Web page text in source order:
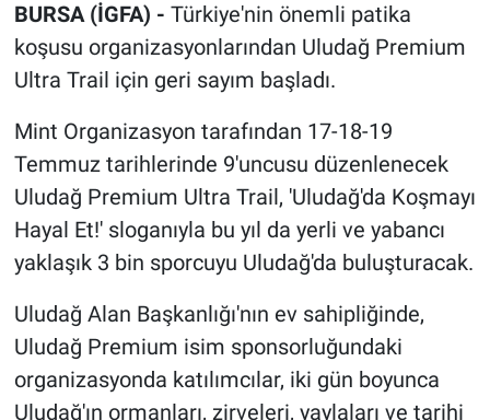
BURSA (İGFA) - Türkiye'nin önemli patika
koşusu organizasyonlarından Uludağ Premium
Ultra Trail için geri sayım başladı.
Mint Organizasyon tarafından 17-18-19
Temmuz tarihlerinde 9'uncusu düzenlenecek
Uludağ Premium Ultra Trail, 'Uludağ'da Koşmayı
Hayal Et!' sloganıyla bu yıl da yerli ve yabancı
yaklaşık 3 bin sporcuyu Uludağ'da buluşturacak.
Uludağ Alan Başkanlığı'nın ev sahipliğinde,
Uludağ Premium isim sponsorluğundaki
organizasyonda katılımcılar, iki gün boyunca
Uludağ'ın ormanları, zirveleri, yaylaları ve tarihi